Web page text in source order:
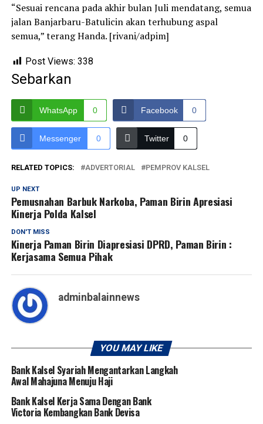
“Sesuai rencana pada akhir bulan Juli mendatang, semua
jalan Banjarbaru-Batulicin akan terhubung aspal
semua,” terang Handa. [rivani/adpim]
Post Views: 338
Sebarkan
WhatsApp 0 Facebook 0
Messenger 0 Twitter 0
RELATED TOPICS: ADVERTORIAL PEMPROV KALSEL
UP NEXT
Pemusnahan Barbuk Narkoba, Paman Birin Apresiasi
Kinerja Polda Kalsel
DON'T MISS
Kinerja Paman Birin Diapresiasi DPRD, Paman Birin :
Kerjasama Semua Pihak
adminbalainnews
YOU MAY LIKE
Bank Kalsel Syariah Mengantarkan Langkah
Awal Mahajuna Menuju Haji
Bank Kalsel Kerja Sama Dengan Bank
Victoria Kembangkan Bank Devisa